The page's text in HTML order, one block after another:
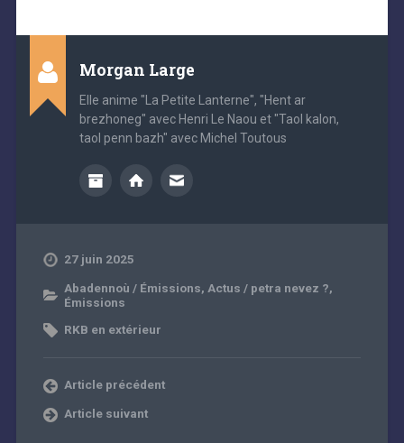
Morgan Large
Elle anime "La Petite Lanterne", "Hent ar
brezhoneg" avec Henri Le Naou et "Taol kalon,
taol penn bazh" avec Michel Toutous
27 juin 2025
Abadennoù / Émissions, Actus / petra nevez ?,
Émissions
RKB en extérieur
Article précédent
Article suivant